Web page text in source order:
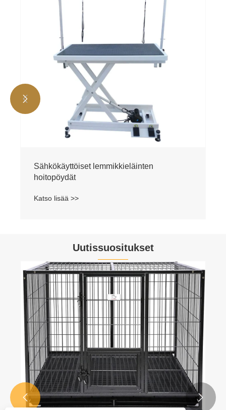
Sähkökäyttöiset lemmikkieläinten
hoitopöydät
Katso lisää >>


Uutissuositukset
 